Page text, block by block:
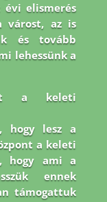
évi elismerés
várost, az is
és tovább
lehessünk a
a keleti
hogy lesz a
a keleti
hogy ami a
ennek
támogattuk